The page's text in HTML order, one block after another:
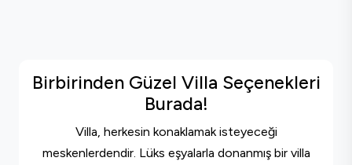
Birbirinden Güzel Villa Seçenekleri
Burada!
Villa, herkesin konaklamak isteyeceği
meskenlerdendir. Lüks eşyalarla donanmış bir villa